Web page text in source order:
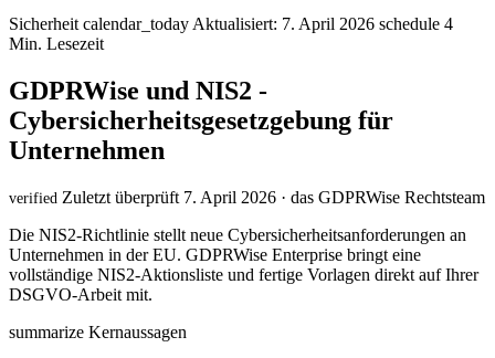
Sicherheit calendar_today Aktualisiert: 7. April 2026 schedule 4
Min. Lesezeit
GDPRWise und NIS2 -
Cybersicherheitsgesetzgebung für
Unternehmen
verified Zuletzt überprüft 7. April 2026 · das GDPRWise Rechtsteam
Die NIS2-Richtlinie stellt neue Cybersicherheitsanforderungen an
Unternehmen in der EU. GDPRWise Enterprise bringt eine
vollständige NIS2-Aktionsliste und fertige Vorlagen direkt auf Ihrer
DSGVO-Arbeit mit.
summarize Kernaussagen